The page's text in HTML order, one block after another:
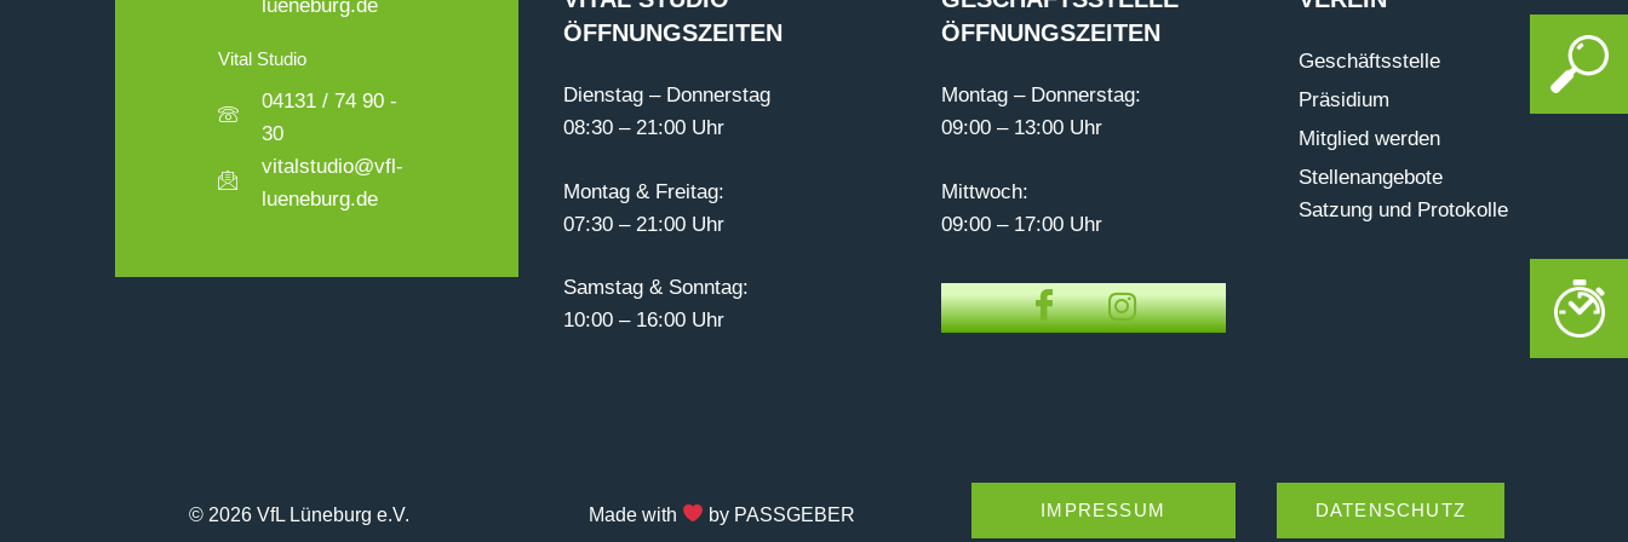
lueneburg.de
Vital Studio
04131 / 74 90 -
30
vitalstudio@vfl-
lueneburg.de
ÖFFNUNGSZEITEN
Dienstag – Donnerstag
08:30 – 21:00 Uhr
Montag & Freitag:
07:30 – 21:00 Uhr
Samstag & Sonntag:
10:00 – 16:00 Uhr
ÖFFNUNGSZEITEN
Montag – Donnerstag:
09:00 – 13:00 Uhr
Mittwoch:
09:00 – 17:00 Uhr
Geschäftsstelle
Präsidium
Mitglied werden
Stellenangebote
Satzung und Protokolle
© 2026 VfL Lüneburg e.V. Made with by PASSGEBER IMPRESSUM DATENSCHUTZ